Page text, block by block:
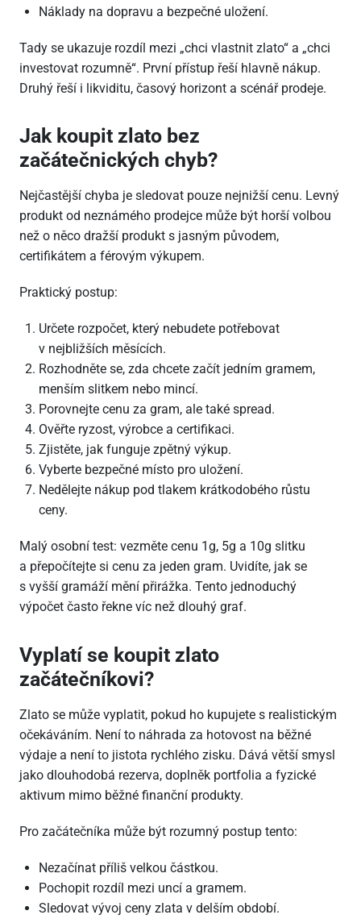
Náklady na dopravu a bezpečné uložení.
Tady se ukazuje rozdíl mezi „chci vlastnit zlato“ a „chci
investovat rozumně“. První přístup řeší hlavně nákup.
Druhý řeší i likviditu, časový horizont a scénář prodeje.
Jak koupit zlato bez
začátečnických chyb?
Nejčastější chyba je sledovat pouze nejnižší cenu. Levný
produkt od neznámého prodejce může být horší volbou
než o něco dražší produkt s jasným původem,
certifikátem a férovým výkupem.
Praktický postup:
Určete rozpočet, který nebudete potřebovat
v nejbližších měsících.
Rozhodněte se, zda chcete začít jedním gramem,
menším slitkem nebo mincí.
Porovnejte cenu za gram, ale také spread.
Ověřte ryzost, výrobce a certifikaci.
Zjistěte, jak funguje zpětný výkup.
Vyberte bezpečné místo pro uložení.
Nedělejte nákup pod tlakem krátkodobého růstu
ceny.
Malý osobní test: vezměte cenu 1g, 5g a 10g slitku
a přepočítejte si cenu za jeden gram. Uvidíte, jak se
s vyšší gramáží mění přirážka. Tento jednoduchý
výpočet často řekne víc než dlouhý graf.
Vyplatí se koupit zlato
začátečníkovi?
Zlato se může vyplatit, pokud ho kupujete s realistickým
očekáváním. Není to náhrada za hotovost na běžné
výdaje a není to jistota rychlého zisku. Dává větší smysl
jako dlouhodobá rezerva, doplněk portfolia a fyzické
aktivum mimo běžné finanční produkty.
Pro začátečníka může být rozumný postup tento:
Nezačínat příliš velkou částkou.
Pochopit rozdíl mezi uncí a gramem.
Sledovat vývoj ceny zlata v delším období.